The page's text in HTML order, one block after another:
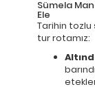
Sümela
Ele
Tarihin tozlu
tur rotamız: